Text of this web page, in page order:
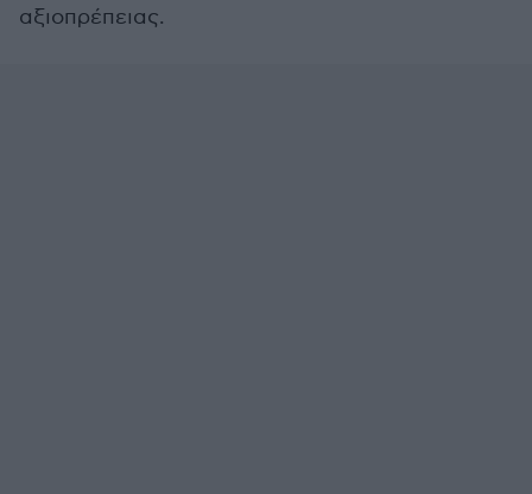
αξιοπρέπειας.